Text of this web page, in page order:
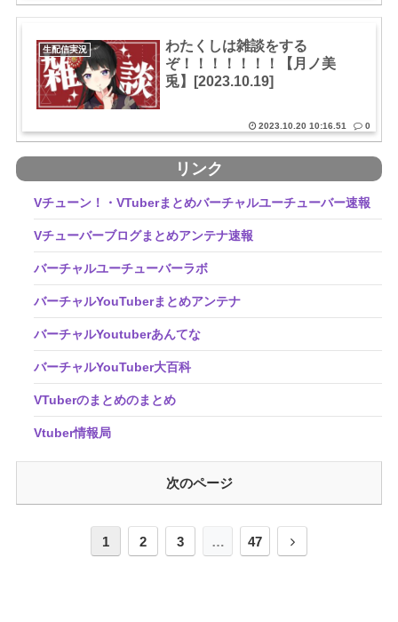
生配信実況
わたくしは雑談をする
ぞ！！！！！！！【月ノ美
兎】[2023.10.19]
2023.10.20 10:16.51 0
リンク
Vチューン！・VTuberまとめバーチャルユーチューバー速報
Vチューバーブログまとめアンテナ速報
バーチャルユーチューバーラボ
バーチャルYouTuberまとめアンテナ
バーチャルYoutuberあんてな
バーチャルYouTuber大百科
VTuberのまとめのまとめ
Vtuber情報局
次のページ
1 2 3 … 47